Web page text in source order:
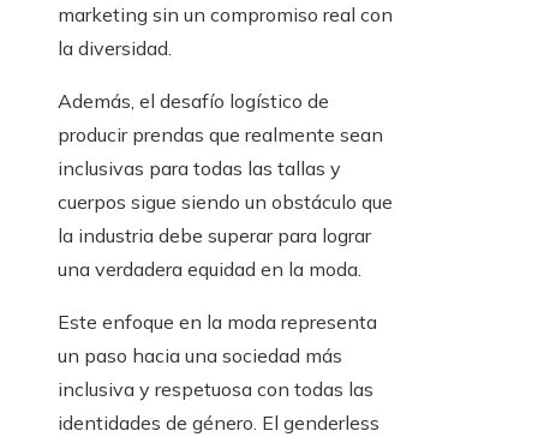
marketing sin un compromiso real con
la diversidad.
Además, el desafío logístico de
producir prendas que realmente sean
inclusivas para todas las tallas y
cuerpos sigue siendo un obstáculo que
la industria debe superar para lograr
una verdadera equidad en la moda.
Este enfoque en la moda representa
un paso hacia una sociedad más
inclusiva y respetuosa con todas las
identidades de género. El genderless